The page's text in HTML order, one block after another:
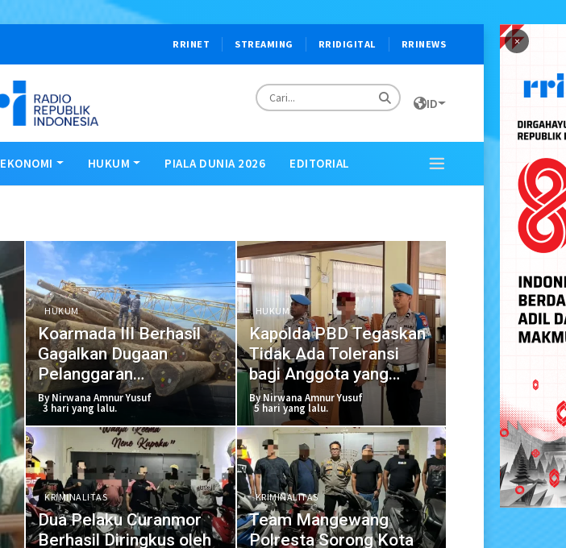
×
RRINET STREAMING RRIDIGITAL RRINEWS
ID
EKONOMI HUKUM PIALA DUNIA 2026 EDITORIAL
HUKUM
Koarmada III Berhasil
Gagalkan Dugaan
Pelanggaran
Pengangkutan Kayu Log
By Nirwana Amnur Yusuf
3 hari yang lalu.
HUKUM
Kapolda PBD Tegaskan
Tidak Ada Toleransi
bagi Anggota yang
Langgar Disiplin
By Nirwana Amnur Yusuf
5 hari yang lalu.
KRIMINALITAS
Dua Pelaku Curanmor
Berhasil Diringkus oleh
KRIMINALITAS
Team Mangewang
Polresta Sorong Kota